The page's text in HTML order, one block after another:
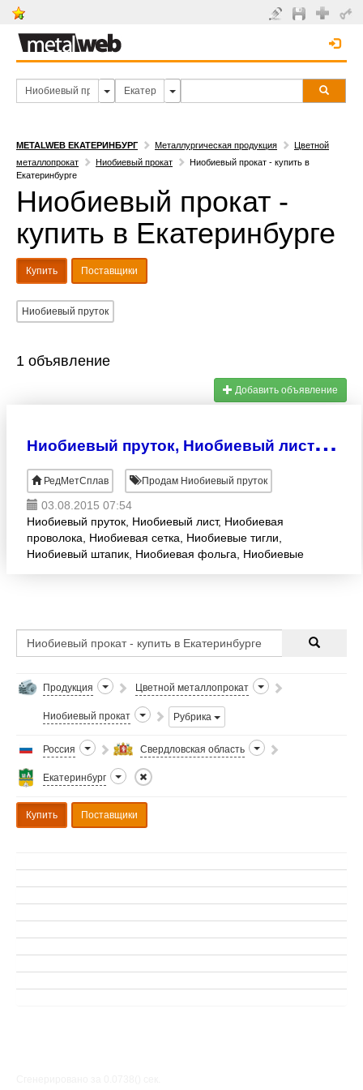
METALWEB ЕКАТЕРИНБУРГ Металлургическая продукция
Цветной
металлопрокат
Ниобиевый прокат
Ниобиевый прокат - купить в
Екатеринбурге
Ниобиевый прокат -
купить в Екатеринбурге
Купить Поставщики
Ниобиевый пруток
1 объявление
Добавить объявление
Н
иобиевый пруток, Ниобиевый лист, Ниобиевая проволока, Ниобиевая сетка, Ниобиевые тигли, Ниобиевый ш
РедМетСплав Продам Ниобиевый пруток
03.08.2015 07:54
Ниобиевый пруток, Ниобиевый лист, Ниобиевая
проволока, Ниобиевая сетка, Ниобиевые тигли,
Ниобиевый штапик, Ниобиевая фольга, Ниобиевые
Продукция Цветной металлопрокат
Ниобиевый прокат Рубрика
Россия Свердловская область
Екатеринбург
Купить Поставщики